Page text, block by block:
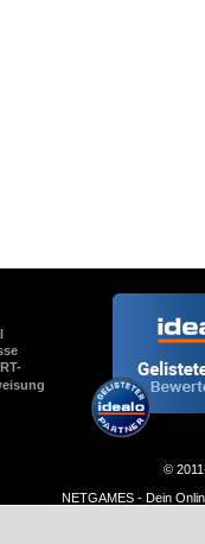
©
NETGAMES - Dein